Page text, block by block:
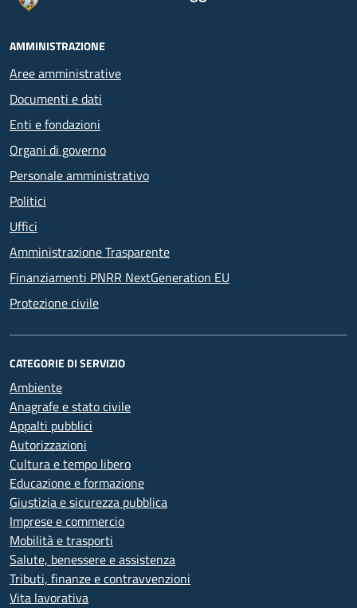
AMMINISTRAZIONE
Aree amministrative
Documenti e dati
Enti e fondazioni
Organi di governo
Personale amministrativo
Politici
Uffici
Amministrazione Trasparente
Finanziamenti PNRR NextGeneration EU
Protezione civile
CATEGORIE DI SERVIZIO
Ambiente
Anagrafe e stato civile
Appalti pubblici
Autorizzazioni
Cultura e tempo libero
Educazione e formazione
Giustizia e sicurezza pubblica
Imprese e commercio
Mobilità e trasporti
Salute, benessere e assistenza
Tributi, finanze e contravvenzioni
Vita lavorativa